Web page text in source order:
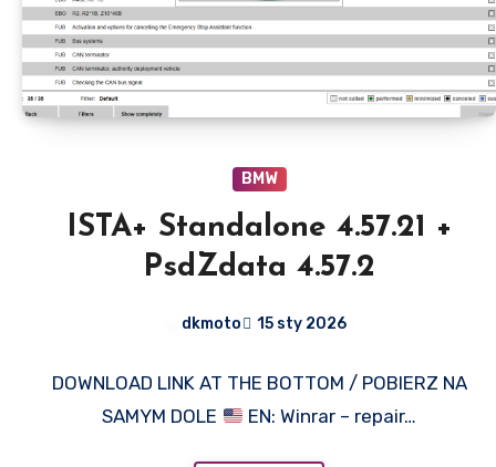
BMW
ISTA+ Standalone 4.57.21 +
PsdZdata 4.57.2
dkmoto 15 sty 2026
DOWNLOAD LINK AT THE BOTTOM / POBIERZ NA
SAMYM DOLE
EN: Winrar – repair…